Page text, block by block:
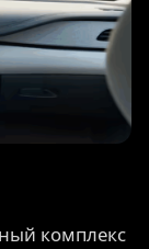
комплекс